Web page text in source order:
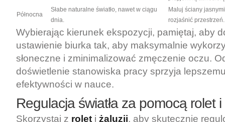
Północna
Słabe naturalne światło, nawet w ciągu
dnia.
Maluj ściany
rozjaśnić przestrzeń.
Wybierając kierunek ekspozycji, pamiętaj, aby
ustawienie biurka tak, aby maksymalnie
słoneczne i zminimalizować zmęczenie oczu.
doświetlenie stanowiska pracy sprzyja
efektywności w nauce.
Regulacja światła za pomocą rolet
Skorzystaj z rolet i żaluzji, aby skutecznie